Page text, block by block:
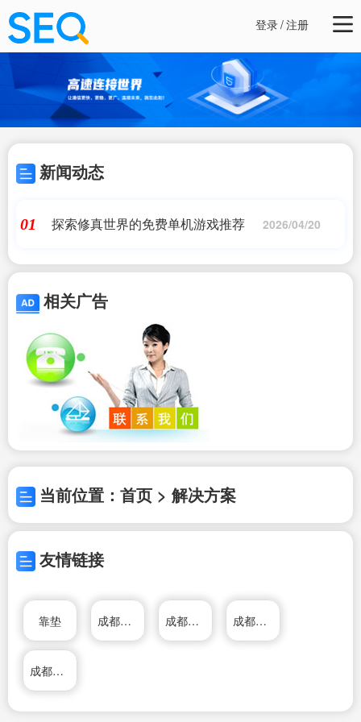
登录/注册
新闻动态
01 探索修真世界的免费单机游戏推荐 2026/04/20
相关广告
当前位置：首页 > 解决方案
友情链接
靠垫 成都向上 成都公交 成都龙发装饰公司
成都市公共交通集团有限公司